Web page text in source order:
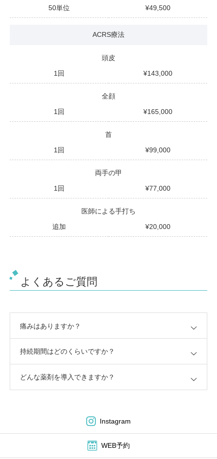
50単位
49,500
ACRS療法
頭⽪
1回
143,000
全顔
1回
165,000
⾸
1回
99,000
両⼿の甲
1回
77,000
医師による⼿打ち
追加
20,000
よくあるご質問
痛みはありますか？
持続期間はどのくらいですか？
どんな薬剤を導入できますか？
Instagram
WEB予約